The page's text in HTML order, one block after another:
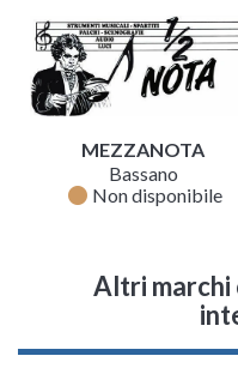
MEZZANOTA
Bassano
fiber_manual_record Non disponibile
Altri